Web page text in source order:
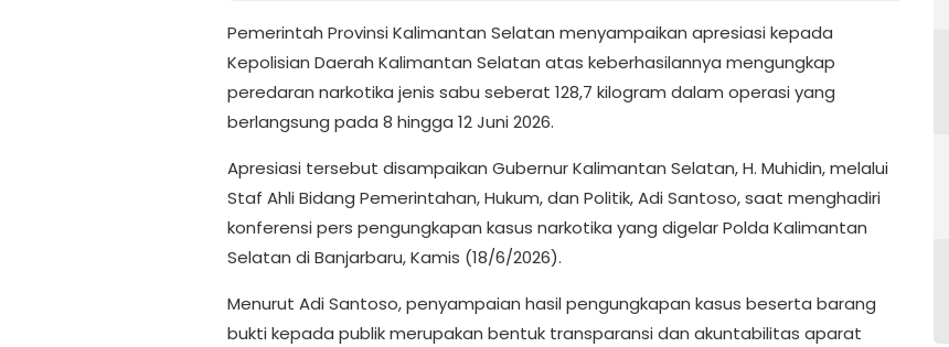
Pemerintah Provinsi Kalimantan Selatan menyampaikan apresiasi kepada
Kepolisian Daerah Kalimantan Selatan atas keberhasilannya mengungkap
peredaran narkotika jenis sabu seberat 128,7 kilogram dalam operasi yang
berlangsung pada 8 hingga 12 Juni 2026.
Apresiasi tersebut disampaikan Gubernur Kalimantan Selatan, H. Muhidin, melalui
Staf Ahli Bidang Pemerintahan, Hukum, dan Politik, Adi Santoso, saat menghadiri
konferensi pers pengungkapan kasus narkotika yang digelar Polda Kalimantan
Selatan di Banjarbaru, Kamis (18/6/2026).
Menurut Adi Santoso, penyampaian hasil pengungkapan kasus beserta barang
bukti kepada publik merupakan bentuk transparansi dan akuntabilitas aparat